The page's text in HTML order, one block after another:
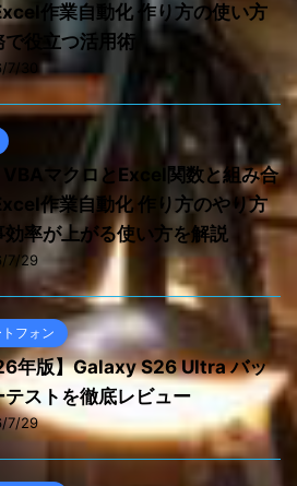
作業自動化 作り方の使い方
で役立つ活用術
30
VBAマクロとExcel関数と組み合
作業自動化 作り方のやり方
効率が上がる使い方を解説
7/29
フォン
年版】Galaxy S26 Ultra バッ
テストを徹底レビュー
7/29